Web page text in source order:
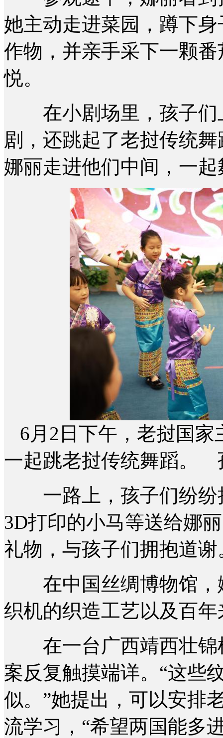
她主动走进菜园，蹲下
作物，并亲手采下一颗
悦。
在小剧场里，孩子们
剧，还跳起了老挝传统
娜丽走进他们中间，一
6月2日下午，老挝国家
一起跳老挝传统舞蹈。
一路上，孩子们纷纷
3D打印的小马等送给娜
礼物，与孩子们拥抱道谢
在中国丝绸博物馆，
织机的织造工艺以及百
在一台广西靖西壮锦
案反复触摸端详。“这些
似。”她提出，可以安排
流学习，“希望两国能多